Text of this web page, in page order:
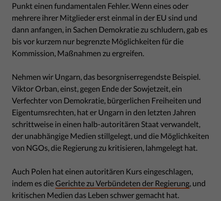
Punkt einen fundamentalen Fehler. Wenn eines oder
mehrere ihrer Mitglieder erst einmal in der EU sind und
dann anfangen, in Sachen Demokratie zu schludern, gab es
bis vor kurzem nur begrenzte Möglichkeiten für die
Kommission, Maßnahmen zu ergreifen.
Nehmen wir Ungarn, das besorgniserregendste Beispiel.
Viktor Orban, einst, gegen Ende der Sowjetzeit, ein
Verfechter von Demokratie, bürgerlichen Freiheiten und
Eigentumsrechten, hat er Ungarn in den letzten Jahren
schrittweise in einen halb-autoritären Staat verwandelt,
der unabhängige Medien stillgelegt, und die Möglichkeiten
von NGOs, die Regierung zu kritisieren, lahmgelegt hat.
Auch Polen hat einen autoritären Kurs eingeschlagen,
indem es dieGerichte zu Verbündeten der Regierung, und
kritischen Medien das Leben schwer gemacht hat.